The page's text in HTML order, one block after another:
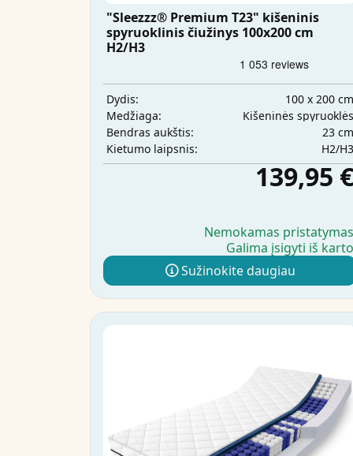
"Sleezzz® Premium T23" kišeninis
spyruoklinis čiužinys 100x200 cm
H2/H3
Dydis:
100 x 200 cm
Medžiaga:
Kišeninės spyruoklės
Bendras aukštis:
23 cm
Kietumo laipsnis:
H2/H3
139,95 €
Nemokamas pristatymas
Galima įsigyti iš karto
Sužinokite daugiau